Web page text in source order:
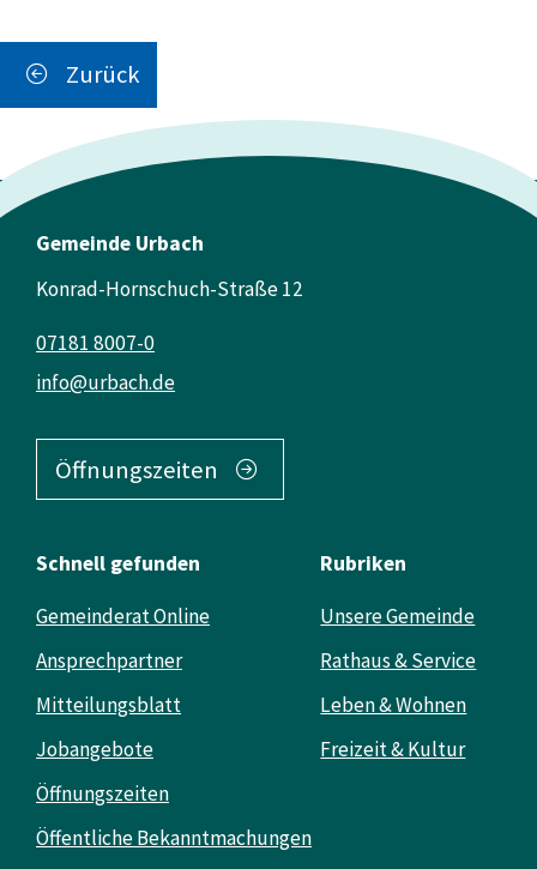
Zurück
Gemeinde Urbach
Konrad-Hornschuch-Straße 12
info@urbach.de
07181 8007-0
Öffnungszeiten
Schnell gefunden
Gemeinderat Online
Ansprechpartner
Mitteilungsblatt
Jobangebote
Öffnungszeiten
Öffentliche Bekanntmachungen
Rubriken
Unsere Gemeinde
Rathaus & Service
Leben & Wohnen
Freizeit & Kultur